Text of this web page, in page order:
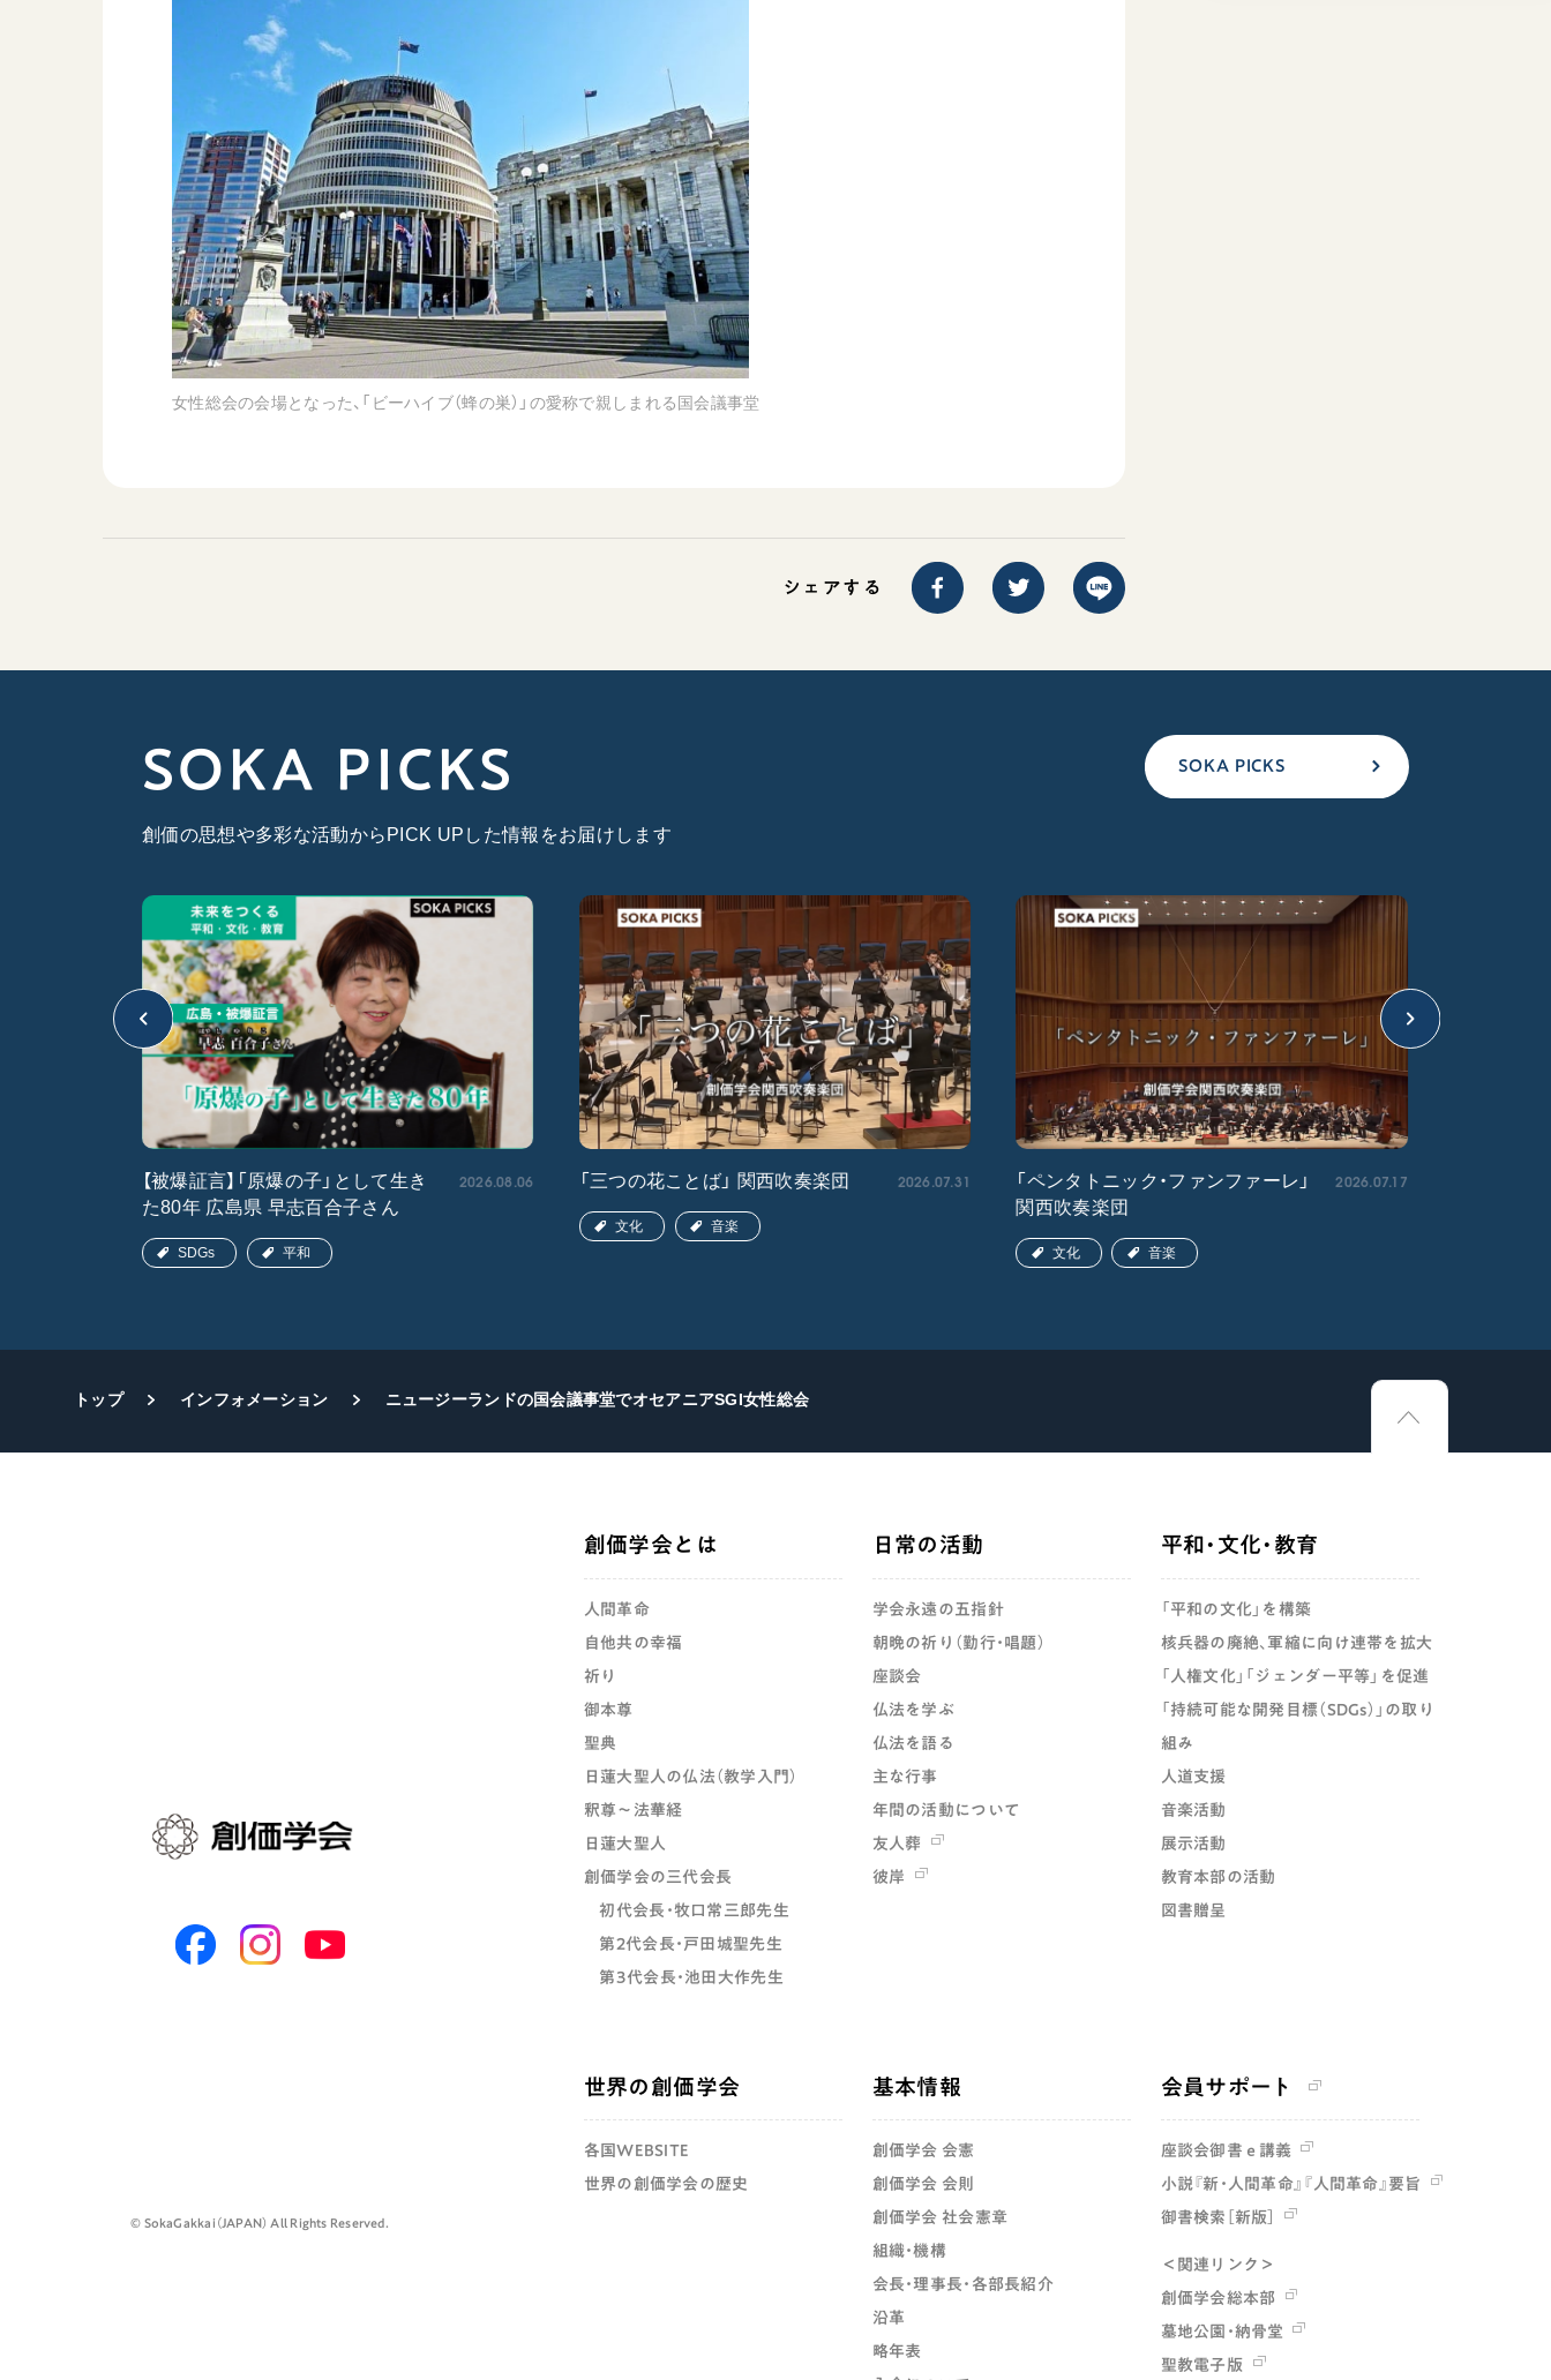
女性総会の会場となった、「ビーハイブ（蜂の巣）」の愛称で親しまれる国会議事堂
シェアする
SOKA PICKS
創価の思想や多彩な活動からPICK UPした情報をお届けします
SOKA PICKS
【被爆証言】「原爆の子」として生き
た80年 広島県 早志百合子さん
2026.08.06
SDGs 平和
「三つの花ことば」 関西吹奏楽団 2026.07.31
文化 音楽
「ペンタトニック・ファンファーレ」
関西吹奏楽団
2026.07.17
文化 音楽
トップ インフォメーション ニュージーランドの国会議事堂でオセアニアSGI女性総会
©️ SokaGakkai（JAPAN） All Rights Reserved.
創価学会とは
人間革命
自他共の幸福
祈り
御本尊
聖典
日蓮大聖人の仏法（教学入門）
釈尊～法華経
日蓮大聖人
創価学会の三代会長
初代会長・牧口常三郎先生
第2代会長・戸田城聖先生
第3代会長・池田大作先生
日常の活動
学会永遠の五指針
朝晩の祈り（勤行・唱題）
座談会
仏法を学ぶ
仏法を語る
主な行事
年間の活動について
友人葬
彼岸
平和・文化・教育
「平和の文化」を構築
核兵器の廃絶、軍縮に向け連帯を拡大
「人権文化」「ジェンダー平等」を促進
「持続可能な開発目標（SDGs）」の取り
組み
人道支援
音楽活動
展示活動
教育本部の活動
図書贈呈
世界の創価学会
各国WEBSITE
世界の創価学会の歴史
基本情報
創価学会 会憲
創価学会 会則
創価学会 社会憲章
組織・機構
会長・理事長・各部長紹介
沿革
略年表
会員サポート
座談会御書ｅ講義
小説『新・人間革命』『人間革命』要旨
御書検索［新版］
＜関連リンク＞
創価学会総本部
墓地公園・納骨堂
聖教電子版